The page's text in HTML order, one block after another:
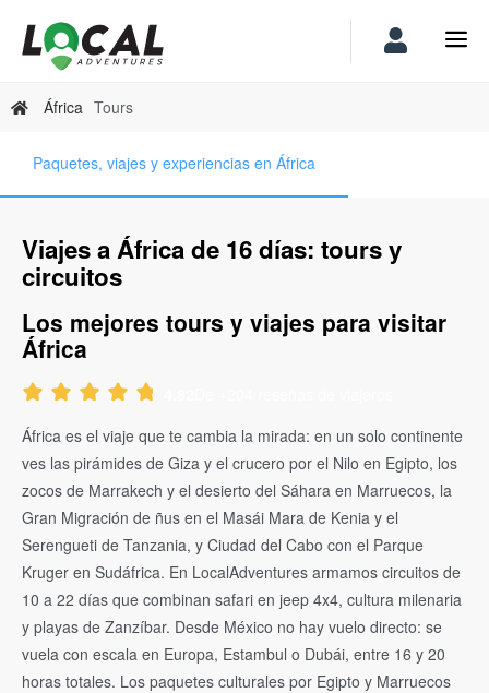
África Tours
Paquetes, viajes y experiencias en África
Viajes a África de 16 días: tours y
circuitos
Los mejores tours y viajes para visitar
África
África es el viaje que te cambia la mirada: en un solo continente
ves las pirámides de Giza y el crucero por el Nilo en Egipto, los
zocos de Marrakech y el desierto del Sáhara en Marruecos, la
Gran Migración de ñus en el Masái Mara de Kenia y el
Serengueti de Tanzania, y Ciudad del Cabo con el Parque
Kruger en Sudáfrica. En LocalAdventures armamos circuitos de
10 a 22 días que combinan safari en jeep 4x4, cultura milenaria
y playas de Zanzíbar. Desde México no hay vuelo directo: se
vuela con escala en Europa, Estambul o Dubái, entre 16 y 20
horas totales. Los paquetes culturales por Egipto y Marruecos